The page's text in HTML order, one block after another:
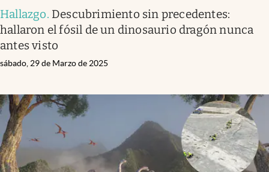
Hallazgo. Descubrimiento sin precedentes:
hallaron el fósil de un dinosaurio dragón nunca
antes visto
sábado, 29 de Marzo de 2025